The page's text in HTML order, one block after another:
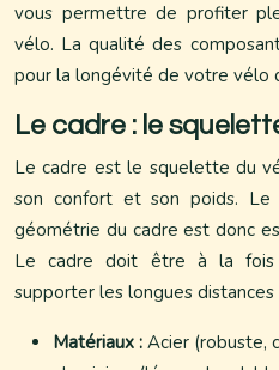
vous permettre de profiter
vélo. La qualité des
pour la longévité de votre vélo
Le cadre : le
Le cadre est le squelette du
son confort et son poids.
géométrie du cadre est donc
Le cadre doit être à la fois
supporter les longues
Matériaux : Acier (robuste,